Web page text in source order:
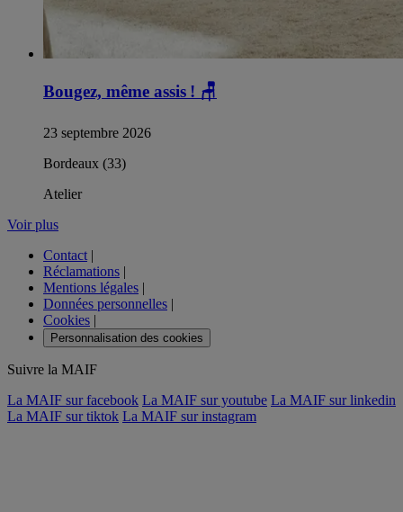
Bougez, même assis ! 🪑
23 septembre 2026
Bordeaux (33)
Atelier
Voir plus
Contact |
Réclamations |
Mentions légales |
Données personnelles |
Cookies |
Personnalisation des cookies
Suivre la MAIF
La MAIF sur facebook La MAIF sur youtube La MAIF sur linkedin
La MAIF sur tiktok La MAIF sur instagram